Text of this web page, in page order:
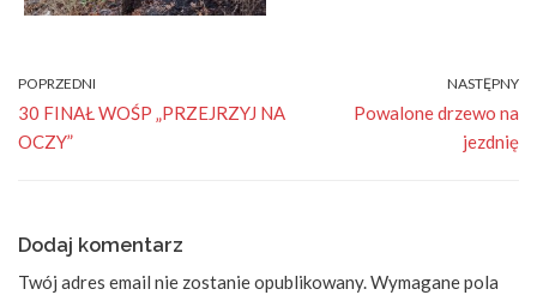
POPRZEDNI
30 FINAŁ WOŚP „PRZEJRZYJ NA
OCZY”
NASTĘPNY
Powalone drzewo na
jezdnię
Dodaj komentarz
Twój adres email nie zostanie opublikowany.Wymagane pola